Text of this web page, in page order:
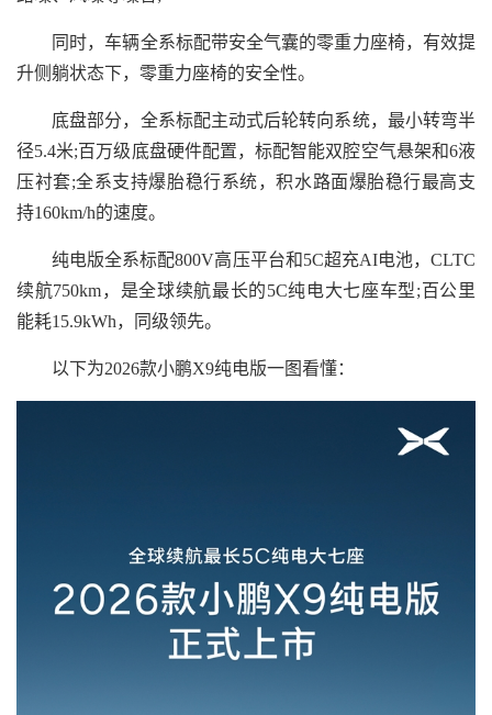
同时，车辆全系标配带安全气囊的零重力座椅，有效提
升侧躺状态下，零重力座椅的安全性。
底盘部分，全系标配主动式后轮转向系统，最小转弯半
径5.4米;百万级底盘硬件配置，标配智能双腔空气悬架和6液
压衬套;全系支持爆胎稳行系统，积水路面爆胎稳行最高支
持160km/h的速度。
纯电版全系标配800V高压平台和5C超充AI电池，CLTC
续航750km，是全球续航最长的5C纯电大七座车型;百公里
能耗15.9kWh，同级领先。
以下为2026款小鹏X9纯电版一图看懂：